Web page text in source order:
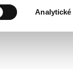
Analytické